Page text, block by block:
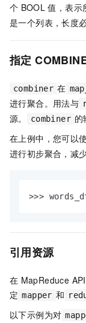
个 BOOL 值，表示
是一个列表，长度
指定
combiner 在
进行聚合。用法与
源。
combiner 的
在上例中，您可以
进行初步聚合，减
>>>
引用资源
在 MapReduce API
定 mapper 和
以下示例为对